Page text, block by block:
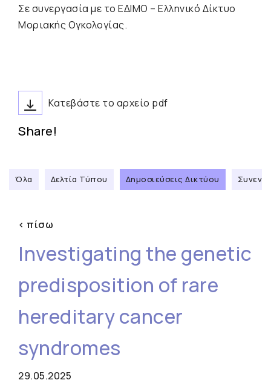
Σε συνεργασία με το ΕΔΙΜΟ – Ελληνικό Δίκτυο
Μοριακής Ογκολογίας.
Κατεβάστε το αρχείο pdf
Share!
Όλα Δελτία Τύπου Δημοσιεύσεις Δικτύου
< πίσω
Investigating the genetic
predisposition of rare
hereditary cancer
syndromes
29.05.2025